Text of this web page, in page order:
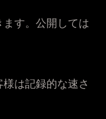
す。公開しては
は記録的な速さ